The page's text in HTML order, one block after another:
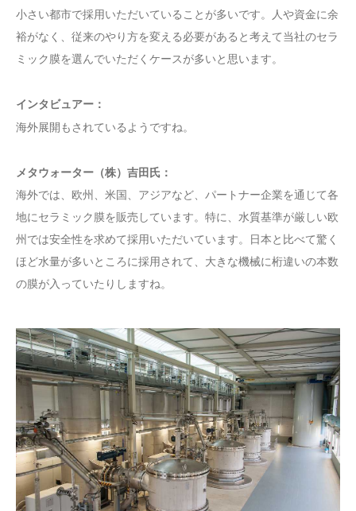
小さい都市で採用いただいていることが多いです。人や資金に余
裕がなく、従来のやり方を変える必要があると考えて当社のセラ
ミック膜を選んでいただくケースが多いと思います。
インタビュアー：
海外展開もされているようですね。
メタウォーター（株）吉田氏：
海外では、欧州、米国、アジアなど、パートナー企業を通じて各
地にセラミック膜を販売しています。特に、水質基準が厳しい欧
州では安全性を求めて採用いただいています。日本と比べて驚く
ほど水量が多いところに採用されて、大きな機械に桁違いの本数
の膜が入っていたりしますね。